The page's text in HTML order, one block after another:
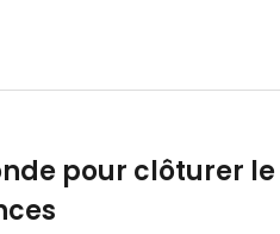
pour clôturer le